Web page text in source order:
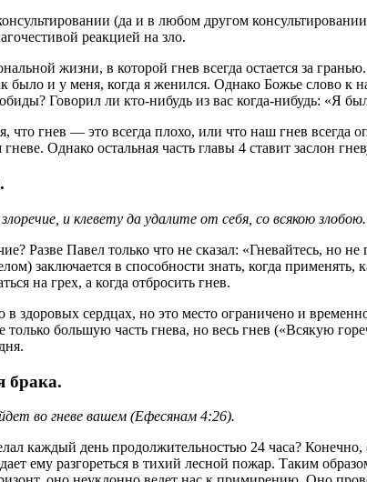
(да и в любом другом
реакцией на зло.
жизни, в которой гнев всегда остается за
и у меня, когда я женился. Однако Божье слово к
Говорил ли кто-нибудь из вас когда-нибудь: «Я
гнев — это всегда плохо, или что наш гнев всегда
Однако остальная часть главы 4 ставит заслон
и клевету да удалите от себя, со всякою
Разве Павел только что не сказал: «Гневайтесь, но
заключается в способности знать, когда
на грех, а когда отбросить гнев.
здоровых сердцах, но это место ограничено и
большую часть гнева, но весь гнев («Всякую
брака.
во гневе вашем (Ефесянам 4:26).
каждый день продолжительностью 24 часа?
ему разгореться в тихий лесной пожар. Таким